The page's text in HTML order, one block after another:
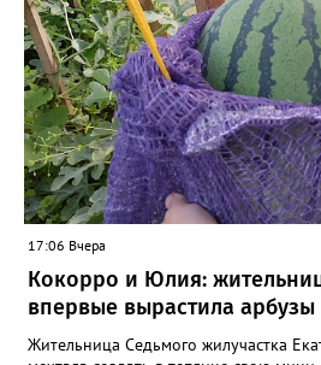
17:06 Вчера
Кокорро и Юлия:
впервые вырастила арбузы
Жительница Седьмого жилучастка